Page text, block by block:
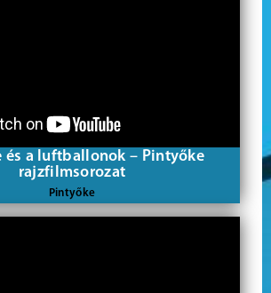
és a luftballonok – Pintyőke
rajzfilmsorozat
Pintyőke